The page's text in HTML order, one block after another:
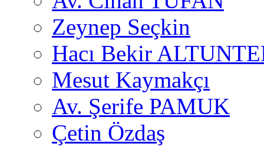
Zeynep Seçkin
Hacı Bekir
Mesut Kaymakçı
Av. Şerife PAMUK
Çetin Özdaş